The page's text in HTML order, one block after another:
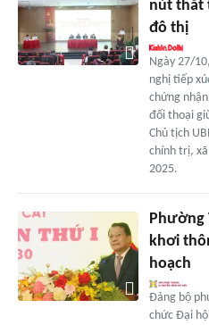
nút thắt
đô thị
Ngày 27/
nghị tiếp
chứng
đối thoại
Chủ tịch
chính trị,
2025.
Phường
khơi
hoạch
Đảng bộ
chức Đại